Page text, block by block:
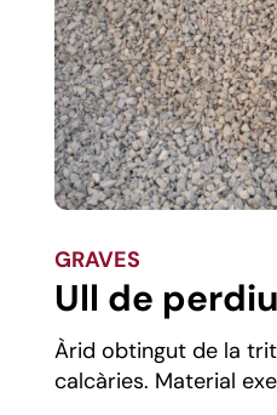
GRAVES
Ull de
Àrid obtingut de la
calcàries. Material